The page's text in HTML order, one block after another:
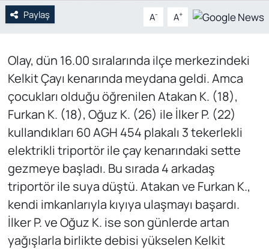
Paylaş A- A+
Olay, dün 16.00 sıralarında ilçe merkezindeki
Kelkit Çayı kenarında meydana geldi. Amca
çocukları olduğu öğrenilen Atakan K. (18),
Furkan K. (18), Oğuz K. (26) ile İlker P. (22)
kullandıkları 60 AGH 454 plakalı 3 tekerlekli
elektrikli triportör ile çay kenarındaki sette
gezmeye başladı. Bu sırada 4 arkadaş
triportör ile suya düştü. Atakan ve Furkan K.,
kendi imkanlarıyla kıyıya ulaşmayı başardı.
İlker P. ve Oğuz K. ise son günlerde artan
yağışlarla birlikte debisi yükselen Kelkit
Spor
Yerel